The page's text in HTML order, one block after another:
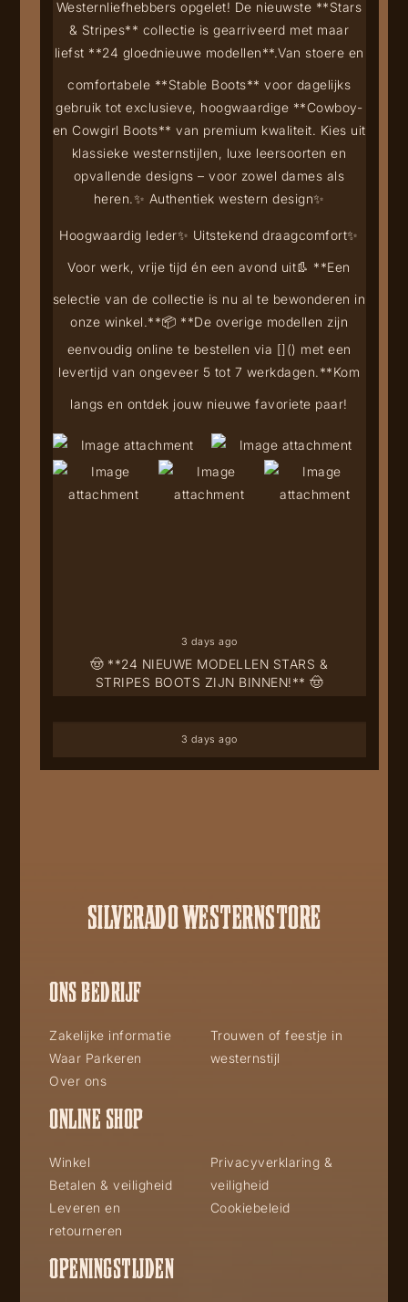
🤠 **24 NIEUWE MODELLEN STARS &
STRIPES BOOTS ZIJN BINNEN!** 🤠
Westernliefhebbers opgelet! De nieuwste **Stars
& Stripes** collectie is gearriveerd met maar
liefst **24 gloednieuwe modellen**.Van stoere en
comfortabele **Stable Boots** voor dagelijks
gebruik tot exclusieve, hoogwaardige **Cowboy-
en Cowgirl Boots** van premium kwaliteit. Kies uit
klassieke westernstijlen, luxe leersoorten en
opvallende designs – voor zowel dames als
heren.✨ Authentiek western design✨
Hoogwaardig leder✨ Uitstekend draagcomfort✨
Voor werk, vrije tijd én een avond uit👢 **Een
selectie van de collectie is nu al te bewonderen in
onze winkel.**📦 **De overige modellen zijn
eenvoudig online te bestellen via []() met een
levertijd van ongeveer 5 tot 7 werkdagen.**Kom
langs en ontdek jouw nieuwe favoriete paar!
3 days ago
3 days ago
SILVERADO WESTERNSTORE
ONS BEDRIJF
Zakelijke informatie
Waar Parkeren
Over ons
Trouwen of feestje in
westernstijl
ONLINE SHOP
Winkel
Betalen & veiligheid
Leveren en
retourneren
Privacyverklaring &
veiligheid
Cookiebeleid
OPENINGSTIJDEN